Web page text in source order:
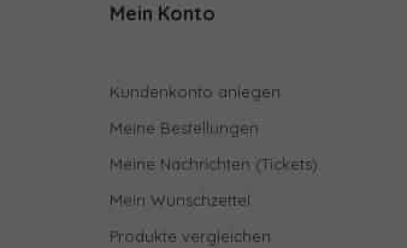
Mein Konto
Kundenkonto anlegen
Meine Bestellungen
Meine Nachrichten (Tickets)
Mein Wunschzettel
Produkte vergleichen